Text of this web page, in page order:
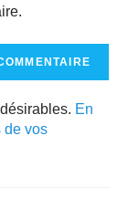
En
de vos